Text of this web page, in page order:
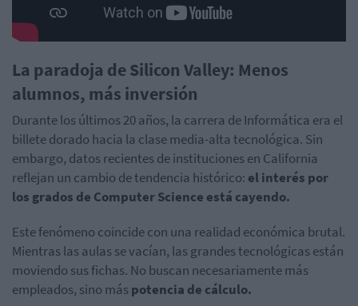
La paradoja deSilicon Valley: Menos
alumnos, más inversión
Durante los últimos 20 años, la carrera de Informática era el
billete dorado hacia la clase media-alta tecnológica. Sin
embargo, datos recientes de instituciones en California
reflejan un cambio de tendencia histórico: el interés por
los grados de ComputerScience está cayendo.
Este fenómeno coincide con una realidad económica brutal.
Mientras las aulas se vacían, las grandes tecnológicas están
moviendo sus fichas. No buscan necesariamente más
empleados, sino máspotencia de cálculo.